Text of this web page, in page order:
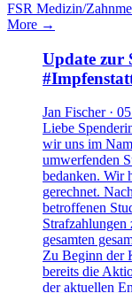
FSR Medizin/
More →
Update zur
Jan Fischer ·
Liebe
wir uns im
umwerfenden
bedanken. Wir
gerechnet.
betroffenen
Strafzahlungen
gesamten
Zu Beginn der
bereits die
der aktuellen